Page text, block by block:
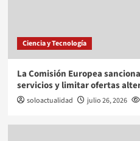
Ciencia y Tecnología
La Comisión Europea
servicios y limitar ofertas
soloactualidad julio 26, 2026